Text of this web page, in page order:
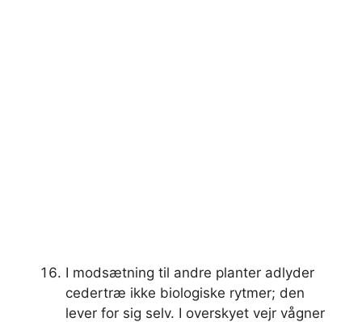
I modsætning til andre planter adlyder
cedertræ ikke biologiske rytmer; den
lever for sig selv. I overskyet vejr vågner